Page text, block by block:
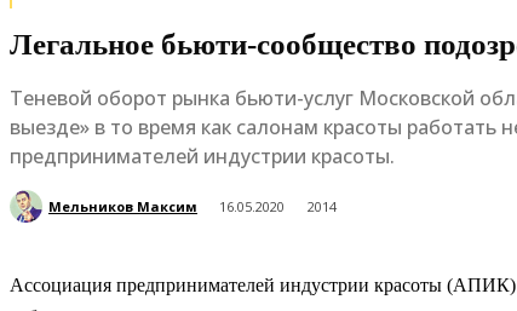
Легальное бьюти-сообщество
Теневой оборот рынка бьюти-услуг Московской
выезде» в то время как салонам красоты
предпринимателей индустрии красоты.
Мельников Максим 16.05.2020 2014
Ассоциация предпринимателей индустрии красоты (АПИК)